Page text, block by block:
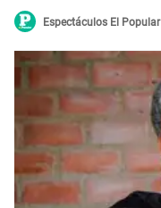
Espectáculos El Popular